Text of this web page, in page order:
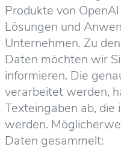
Produkte von
Lösungen und
Unternehmen. Zu
Daten möchten wir
informieren. Die
verarbeitet werden,
Texteingaben ab,
werden.
Daten gesammelt: